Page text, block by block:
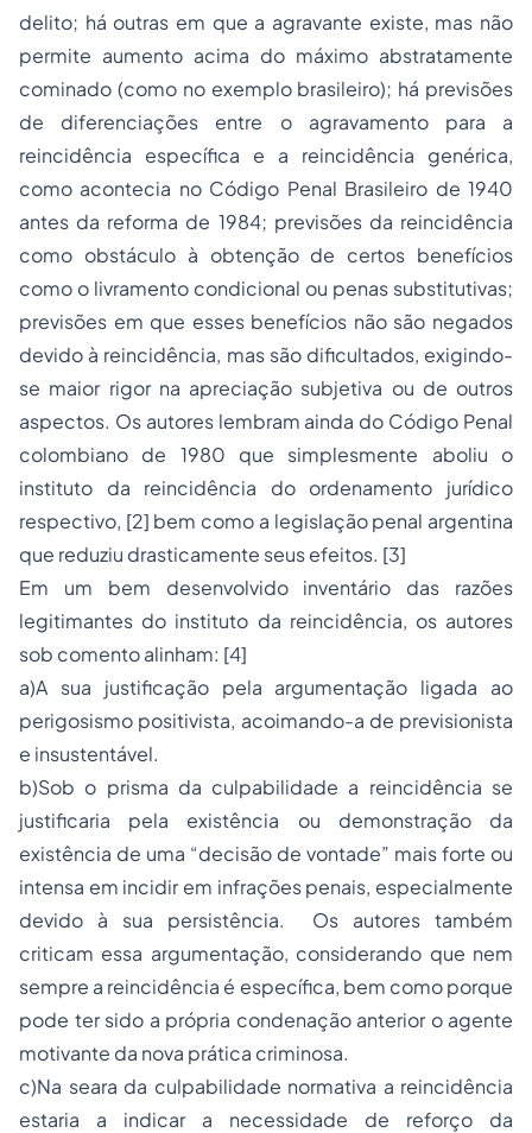
delito; há outras em que a agravante existe, mas não
permite aumento acima do máximo abstratamente
cominado (como no exemplo brasileiro); há previsões
de diferenciações entre o agravamento para a
reincidência específica e a reincidência genérica,
como acontecia no Código Penal Brasileiro de 1940
antes da reforma de 1984; previsões da reincidência
como obstáculo à obtenção de certos benefícios
como o livramento condicional ou penas substitutivas;
previsões em que esses benefícios não são negados
devido à reincidência, mas são dificultados, exigindo-
se maior rigor na apreciação subjetiva ou de outros
aspectos. Os autores lembram ainda do Código Penal
colombiano de 1980 que simplesmente aboliu o
instituto da reincidência do ordenamento jurídico
respectivo, [2] bem como a legislação penal argentina
que reduziu drasticamente seus efeitos. [3]
Em um bem desenvolvido inventário das razões
legitimantes do instituto da reincidência, os autores
sob comento alinham: [4]
a)A sua justificação pela argumentação ligada ao
perigosismo positivista, acoimando-a de previsionista
e insustentável.
b)Sob o prisma da culpabilidade a reincidência se
justificaria pela existência ou demonstração da
existência de uma “decisão de vontade” mais forte ou
intensa em incidir em infrações penais, especialmente
devido à sua persistência. Os autores também
criticam essa argumentação, considerando que nem
sempre a reincidência é específica, bem como porque
pode ter sido a própria condenação anterior o agente
motivante da nova prática criminosa.
c)Na seara da culpabilidade normativa a reincidência
estaria a indicar a necessidade de reforço da